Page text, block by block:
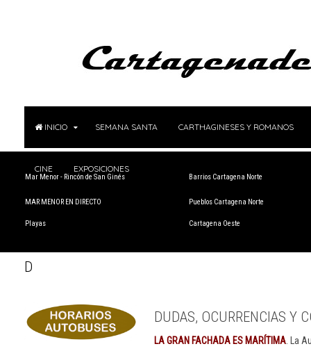
INICIO SEMANA SANTA CARTHAGINESES Y ROMANOS
CINE EXPOSICIONES
Mar Menor - Rincón de San Ginés
MAR MENOR EN DIRECTO
Playas
Barrios Cartagena Norte
Pueblos Cartagena Norte
Cartagena Oeste
D
DUDAS, OCURRENCIAS Y
LA GRAN FACHADA ES MARÍTIMA . La